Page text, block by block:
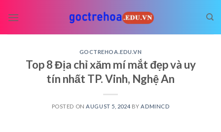
GOCTREHOA.EDU.VN
Top 8 Địa chỉ xăm mí mắt đẹp và uy
tín nhất TP. Vinh, Nghệ An
POSTED ON AUGUST 5, 2024 BY ADMINCD